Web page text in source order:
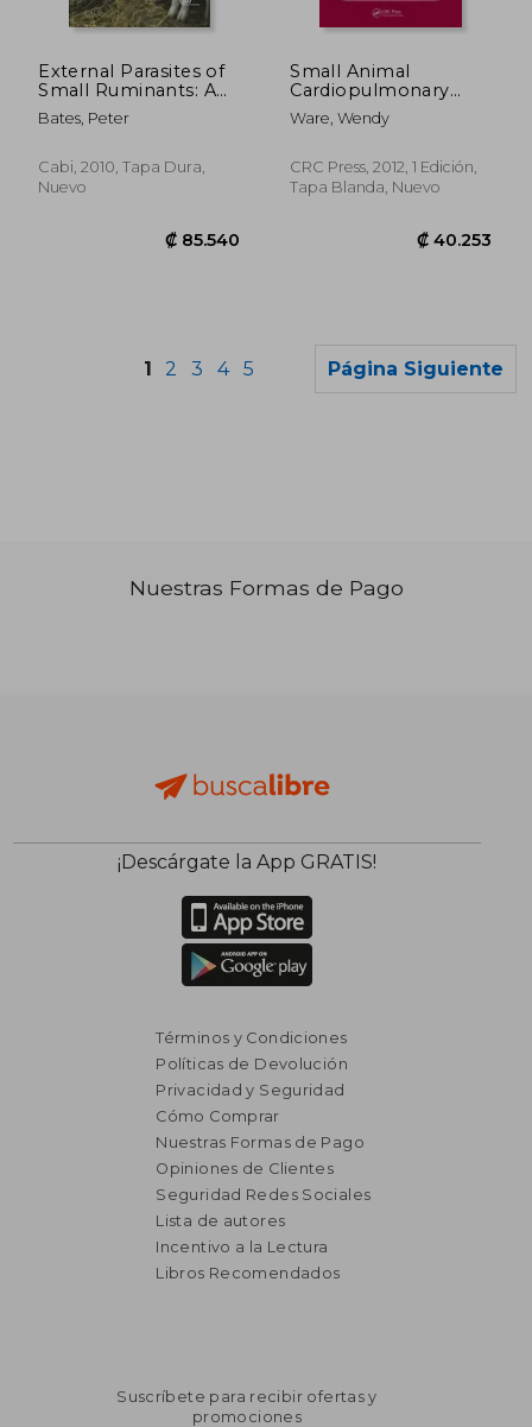
₡ 58.100
₡ 91.325
External Parasites of
Small Ruminants: A
Practical Guide to
Their Prevention and
Bates, Peter
Cabi, 2010, Tapa Dura,
Nuevo
Small Animal
Cardiopulmonary
Medicine (en Inglés)
Ware, Wendy
CRC Press, 2012, 1 Edición,
Tapa Blanda, Nuevo
1 2 3 4 5 Página Siguiente
Nuestras Formas de Pago
¡Descárgate la App GRATIS!
Términos y Condiciones
Políticas de Devolución
Privacidad y Seguridad
Cómo Comprar
Nuestras Formas de Pago
Opiniones de Clientes
Seguridad Redes Sociales
Lista de autores
Incentivo a la Lectura
Libros Recomendados
Suscríbete para recibir ofertas y
promociones